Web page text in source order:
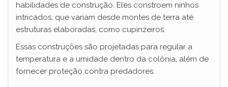
habilidades de construção. Eles constroem ninhos
intricados, que variam desde montes de terra até
estruturas elaboradas, como cupinzeiros.
Essas construções são projetadas para regular a
temperatura e a umidade dentro da colônia, além de
fornecer proteção contra predadores.